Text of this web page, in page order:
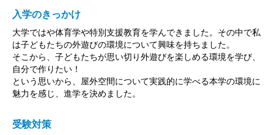
入学のきっかけ
大学ではや体育学や特別支援教育を学んできました。その中で私
は子どもたちの外遊びの環境について興味を持ちました。
そこから、子どもたちが思い切り外遊びを楽しめる環境を学び、
自分で作りたい！
という思いから、屋外空間について実践的に学べる本学の環境に
魅力を感じ、進学を決めました。
受験対策